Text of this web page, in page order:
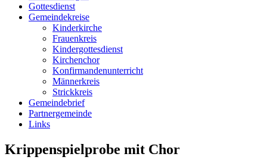
Gottesdienst
Gemeindekreise
Kinderkirche
Frauenkreis
Kindergottesdienst
Kirchenchor
Konfirmandenunterricht
Männerkreis
Strickkreis
Gemeindebrief
Partnergemeinde
Links
Krippenspielprobe mit Chor